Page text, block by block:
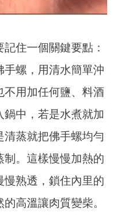
住一個關鍵要點：
手螺，用清水簡單沖
不用加任何鹽、料酒
鍋中，若是水煮就加
清蒸就把佛手螺均勻
。這樣慢慢加熱的
熟透，鎖住內里的
高溫讓肉質變柴。